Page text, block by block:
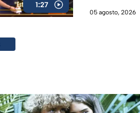
1:27
05 agosto, 2026